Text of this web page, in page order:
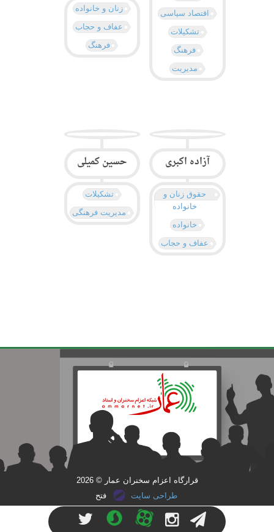
اقتصاد سیاسی
تشکیلات
فرهنگ
مدیریت
زنان و خانواده
عفاف و حجاب
فرهنگ
آزاده اکبری
حقوق زنان و
خانواده
خانواده
عفاف و حجاب
حسین کمیلی
تشکیلات
مدیریت فرهنگی
قرارگاه اعزام سخنران عمار © 2026
طراحی سایت
فتح
تلگرام اینستاگرام آپارات سروش